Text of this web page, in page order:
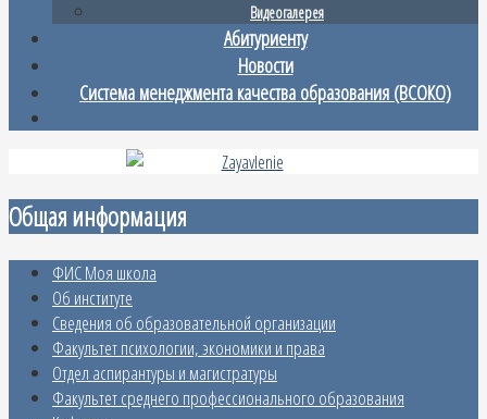
Видеогалерея
Абитуриенту
Новости
Система менеджмента качества образования (ВСОКО)
Общая информация
ФИС Моя школа
Об институте
Сведения об образовательной организации
Факультет психологии, экономики и права
Отдел аспирантуры и магистратуры
Факультет среднего профессионального образования